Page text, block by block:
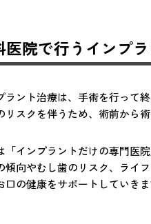
医院で行うインプ
ラント治療は、手術を行って
リスクを伴うため、術前から
「インプラントだけの専門医
傾向やむし歯のリスク、ライ
口の健康をサポートしていきま